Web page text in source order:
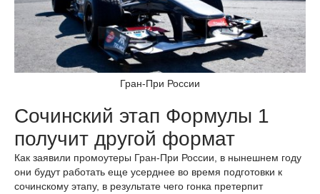
Гран-При России
Сочинский этап Формулы 1
получит другой формат
Как заявили промоутеры Гран-При России, в нынешнем году
они будут работать еще усерднее во время подготовки к
сочинскому этапу, в результате чего гонка претерпит